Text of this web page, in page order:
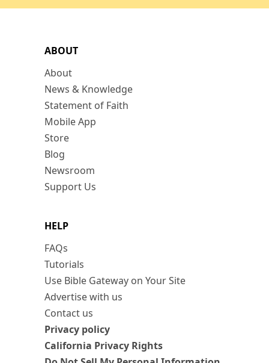
ABOUT
About
News & Knowledge
Statement of Faith
Mobile App
Store
Blog
Newsroom
Support Us
HELP
FAQs
Tutorials
Use Bible Gateway on Your Site
Advertise with us
Contact us
Privacy policy
California Privacy Rights